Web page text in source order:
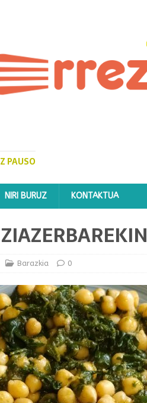
PAUSO
NIRI BURUZ KONTAKTUA
Barazkia 0